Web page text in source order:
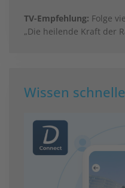
TV-Empfehlung: Folge
„Die heilende Kraft der
Wissen